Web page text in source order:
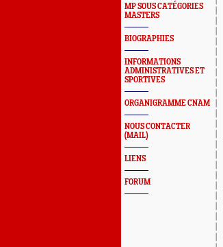
MP SOUS CATÉGORIES
MASTERS
BIOGRAPHIES
INFORMATIONS
ADMINISTRATIVES ET
SPORTIVES
ORGANIGRAMME CNAM
NOUS CONTACTER
(MAIL)
LIENS
FORUM